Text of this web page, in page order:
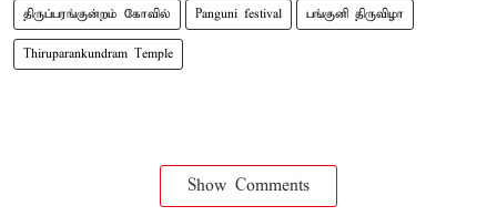
திருப்பரங்குன்றம் கோவில் Panguni festival பங்குனி திருவிழா
Thiruparankundram Temple
Show Comments